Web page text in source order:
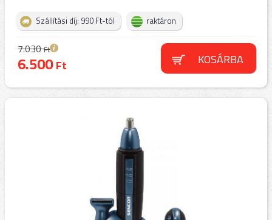
Szállítási díj: 990 Ft-tól raktáron
7.030Ft
6.500Ft KOSÁRBA